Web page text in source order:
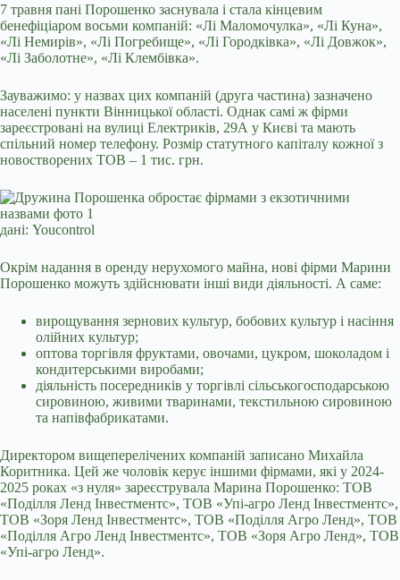
7 травня пані Порошенко заснувала і стала кінцевим
бенефіціаром восьми компаній: «Лі Маломочулка», «Лі Куна»,
«Лі Немирів», «Лі Погребище», «Лі Городківка», «Лі Довжок»,
«Лі Заболотне», «Лі Клембівка».
Зауважимо: у назвах цих компаній (друга частина) зазначено
населені пункти Вінницької області. Однак самі ж фірми
зареєстровані на вулиці Електриків, 29А у Києві та мають
спільний номер телефону. Розмір статутного капіталу кожної з
новостворених ТОВ – 1 тис. грн.
дані: Youcontrol
Окрім надання в оренду нерухомого майна, нові фірми Марини
Порошенко можуть здійснювати інші види діяльності. А саме:
вирощування зернових культур, бобових культур і насіння
олійних культур;
оптова торгівля фруктами, овочами, цукром, шоколадом і
кондитерськими виробами;
діяльність посередників у торгівлі сільськогосподарською
сировиною, живими тваринами, текстильною сировиною
та напівфабрикатами.
Директором вищеперелічених компаній записано Михайла
Коритника. Цей же чоловік керує іншими фірмами, які у 2024-
2025 роках «з нуля» зареєструвала Марина Порошенко: ТОВ
«Поділля Ленд Інвестментс», ТОВ «Упі-агро Ленд Інвестментс»,
ТОВ «Зоря Ленд Інвестментс», ТОВ «Поділля Агро Ленд», ТОВ
«Поділля Агро Ленд Інвестментс», ТОВ «Зоря Агро Ленд», ТОВ
«Упі-агро Ленд».